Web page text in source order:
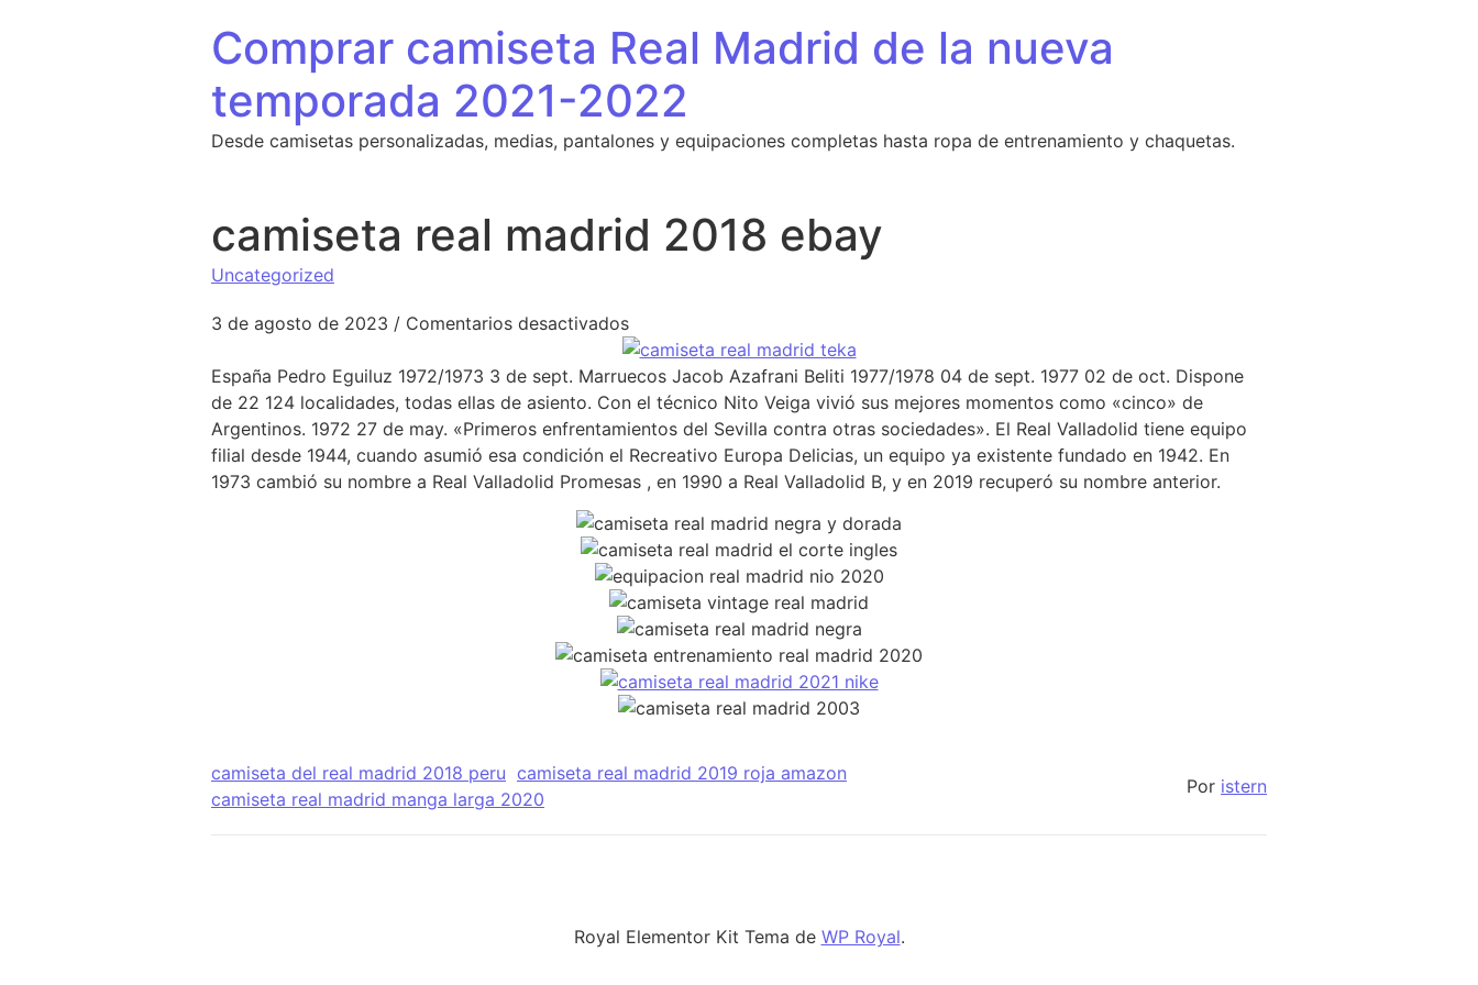
Comprar camiseta Real Madrid de la nueva
temporada 2021-2022
Desde camisetas personalizadas, medias, pantalones y equipaciones completas hasta ropa de entrenamiento y chaquetas.
camiseta real madrid 2018 ebay
Uncategorized
3 de agosto de 2023 / Comentarios desactivadosen camiseta real madrid 2018 ebay
España Pedro Eguiluz 1972/1973 3 de sept. Marruecos Jacob Azafrani Beliti 1977/1978 04 de sept. 1977 02 de oct. Dispone
de 22 124 localidades, todas ellas de asiento. Con el técnico Nito Veiga vivió sus mejores momentos como «cinco» de
Argentinos. 1972 27 de may. «Primeros enfrentamientos del Sevilla contra otras sociedades». El Real Valladolid tiene equipo
filial desde 1944, cuando asumió esa condición el Recreativo Europa Delicias, un equipo ya existente fundado en 1942. En
1973 cambió su nombre a Real Valladolid Promesas , en 1990 a Real Valladolid B, y en 2019 recuperó su nombre anterior.
camiseta del real madrid 2018 peru camiseta real madrid 2019 roja amazon
camiseta real madrid manga larga 2020
Por istern
Royal Elementor Kit Tema de WP Royal.